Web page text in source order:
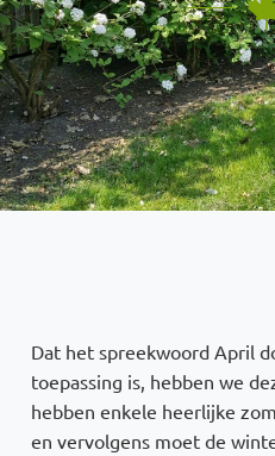
Dat het spreekwoord April
toepassing is, hebben we
hebben enkele heerlijke
en vervolgens moet de